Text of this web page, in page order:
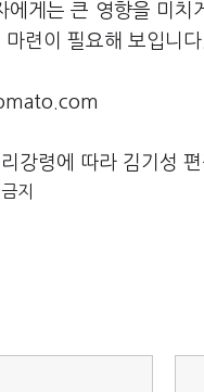
게는 큰 영향을 미
련이 필요해 보입니다.
강령에 따라 김기성
지